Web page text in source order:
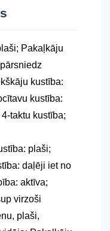
Pakaļkāju
kustība:
kustība:
taktu kustība;
plaši;
daļēji iet no
aktīva;
virzoši
plaši,